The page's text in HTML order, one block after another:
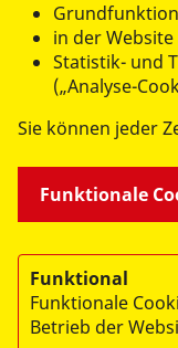
Hilfen
Kurse
in der
Statistik- und
(„Analyse-
Sie können jeder
Funktionale
Funktional
Funktionale
Betrieb der